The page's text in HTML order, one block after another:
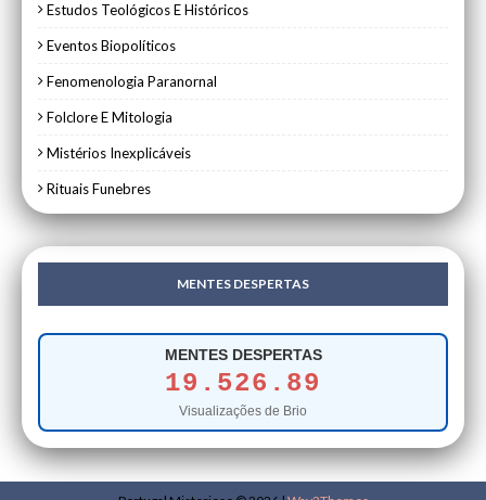
Estudos Teológicos E Históricos
Eventos Biopolíticos
Fenomenologia Paranornal
Folclore E Mitologia
Mistérios Inexplicáveis
Rituais Funebres
MENTES DESPERTAS
MENTES DESPERTAS
19.526.89
Visualizações de Brio